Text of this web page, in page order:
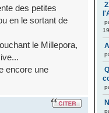
des petites
en le sortant de
le Millepora,
encore une